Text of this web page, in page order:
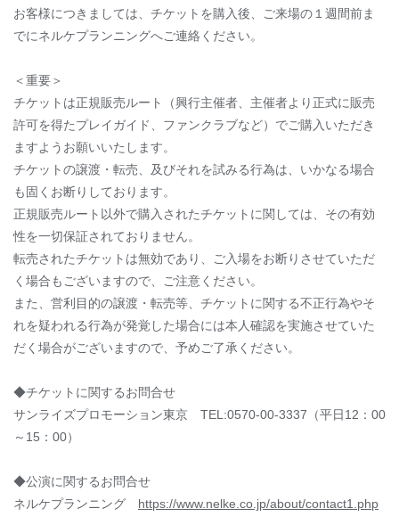
お客様につきましては、チケットを購入後、ご来場の１週間前ま
でにネルケプランニングへご連絡ください。
＜重要＞
チケットは正規販売ルート（興行主催者、主催者より正式に販売
許可を得たプレイガイド、ファンクラブなど）でご購入いただき
ますようお願いいたします。
チケットの譲渡・転売、及びそれを試みる行為は、いかなる場合
も固くお断りしております。
正規販売ルート以外で購入されたチケットに関しては、その有効
性を一切保証されておりません。
転売されたチケットは無効であり、ご入場をお断りさせていただ
く場合もございますので、ご注意ください。
また、営利目的の譲渡・転売等、チケットに関する不正行為やそ
れを疑われる行為が発覚した場合には本人確認を実施させていた
だく場合がございますので、予めご了承ください。
◆チケットに関するお問合せ
サンライズプロモーション東京 TEL:0570-00-3337（平日12：00
～15：00）
◆公演に関するお問合せ
ネルケプランニング https://www.nelke.co.jp/about/contact1.php